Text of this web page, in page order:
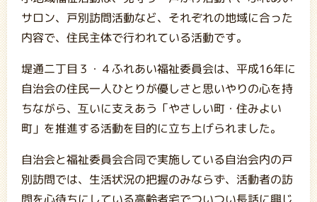
サロン、戸別訪問活動など、それぞれの地域に合った
内容で、住民主体で行われている活動です。
堤通二丁目３・４ふれあい福祉委員会は、平成16年に
自治会の住民一人ひとりが優しさと思いやりの心を持
ちながら、互いに支えあう「やさしい町・住みよい
町」を推進する活動を目的に立ち上げられました。
自治会と福祉委員会合同で実施している自治会内の戸
別訪問では、生活状況の把握のみならず、活動者の訪